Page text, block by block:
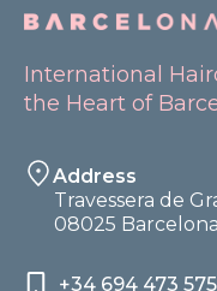
International
the Heart of
Address
Travessera de
08025 Barcelona
+34 694 473 575